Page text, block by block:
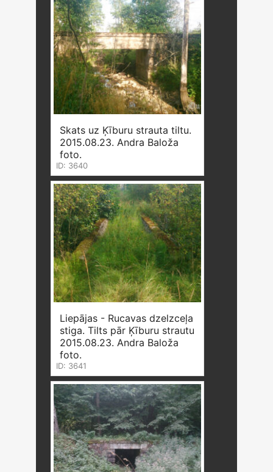
Skats uz Ķīburu strauta tiltu.
2015.08.23. Andra Baloža
foto.
ID: 3640
Liepājas - Rucavas dzelzceļa
stiga. Tilts pār Ķīburu strautu
2015.08.23. Andra Baloža
foto.
ID: 3641